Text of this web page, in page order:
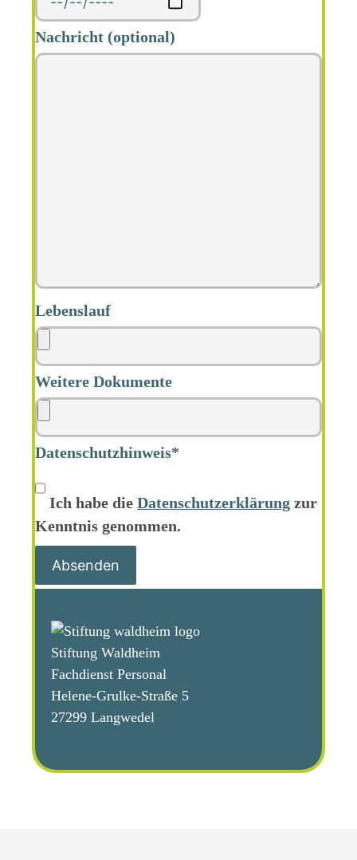
Nachricht (optional)
Lebenslauf
Weitere Dokumente
Datenschutzhinweis*
Ich habe die Datenschutz­erklärung zur
Kenntnis genommen.
Stiftung Waldheim
Fachdienst Personal
Helene-Grulke-Straße 5
27299 Langwedel